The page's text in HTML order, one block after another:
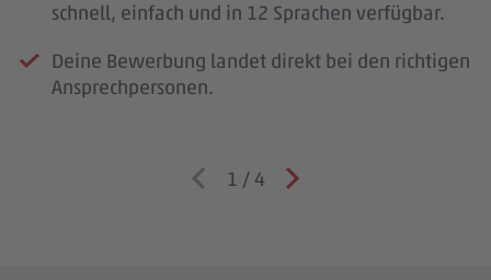
schnell, einfach und in 12 Sprachen verfügbar.
Deine Bewerbung landet direkt bei den richtigen
Ansprechpersonen.
1 / 4